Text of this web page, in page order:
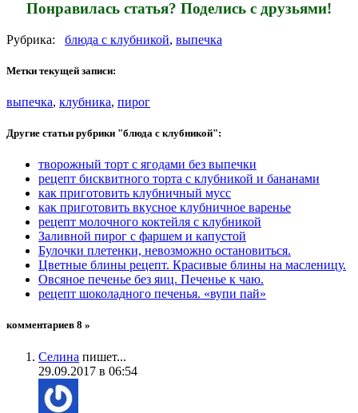
Понравилась статья? Поделись с друзьями!
Рубрика: блюда с клубникой, выпечка
Метки текущей записи:
выпечка, клубника, пирог
Другие статьи рубрики "блюда с клубникой":
творожный торт с ягодами без выпечки
рецепт бисквитного торта с клубникой и бананами
как приготовить клубничный мусс
как приготовить вкусное клубничное варенье
рецепт молочного коктейля с клубникой
Заливной пирог с фаршем и капустой
Булочки плетенки, невозможно остановиться.
Цветные блины рецепт. Красивые блины на масленицу.
Овсяное печенье без яиц. Печенье к чаю.
рецепт шоколадного печенья. «вупи пай»
комментариев 8 »
Селина пишет...
29.09.2017 в 06:54